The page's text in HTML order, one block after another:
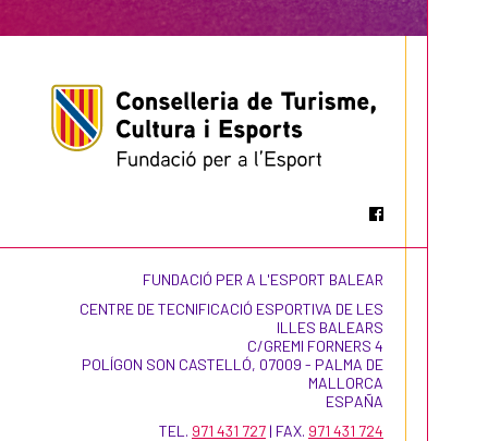
FUNDACIÓ PER A L'ESPORT BALEAR
CENTRE DE TECNIFICACIÓ ESPORTIVA DE LES
ILLES BALEARS
C/GREMI FORNERS 4
POLÍGON SON CASTELLÓ, 07009 - PALMA DE
MALLORCA
ESPAÑA
TEL. 971 431 727 | FAX. 971 431 724